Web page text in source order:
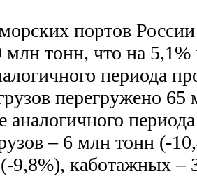
портов
млн тонн, что на
периода
перегружено 65
аналогичного
– 6 млн тонн (-
9,8%), каботажных –